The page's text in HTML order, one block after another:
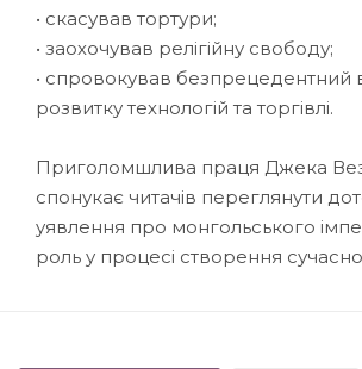
• скасував тортури;
• заохочував релігійну свободу;
• спровокував безпрецедентний
розвитку технологій та торгівлі.
Приголомшлива праця Джека
спонукає читачів переглянути
уявлення про монгольського
роль у процесі створення